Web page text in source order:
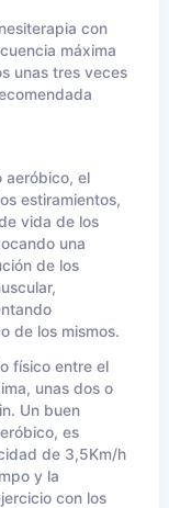
con
máxima
unas tres veces
aeróbico, el
estiramientos,
vida de los
una
de los
de los mismos.
físico entre el
unas dos o
Un buen
es
de 3,5Km/h
y la
con los